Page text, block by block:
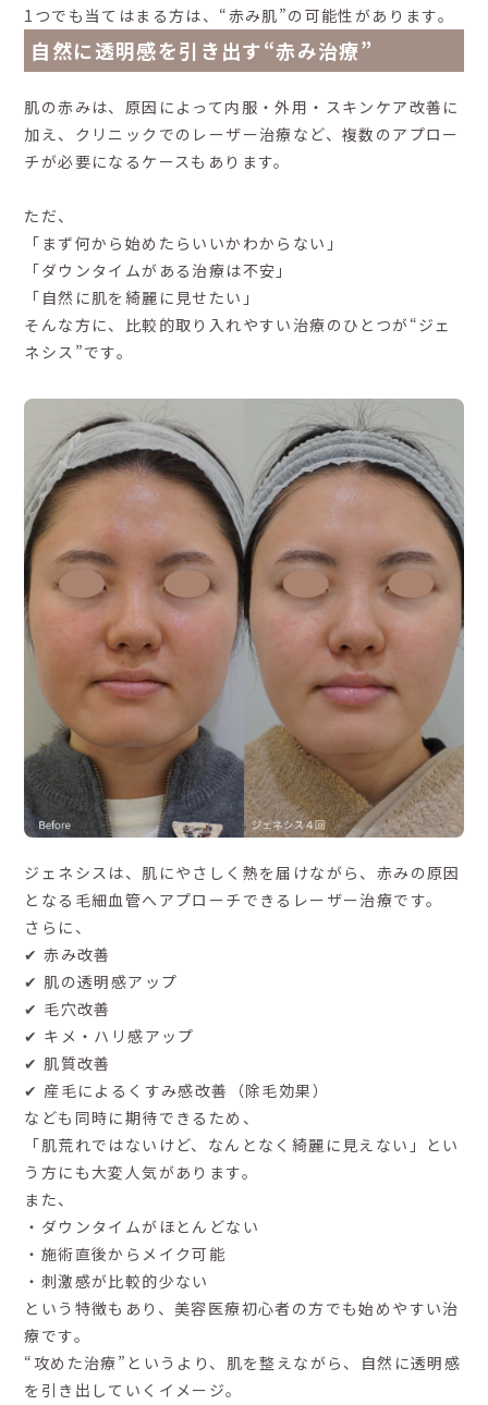
1つでも当てはまる方は、“赤み肌”の可能性があります。
自然に透明感を引き出す“赤み治療”
肌の赤みは、原因によって内服・外用・スキンケア改善に
加え、クリニックでのレーザー治療など、複数のアプロー
チが必要になるケースもあります。
ただ、
「まず何から始めたらいいかわからない」
「ダウンタイムがある治療は不安」
「自然に肌を綺麗に見せたい」
そんな方に、比較的取り入れやすい治療のひとつが“ジェ
ネシス”です。
ジェネシスは、肌にやさしく熱を届けながら、赤みの原因
となる毛細血管へアプローチできるレーザー治療です。
さらに、
✔ 赤み改善
✔ 肌の透明感アップ
✔ 毛穴改善
✔ キメ・ハリ感アップ
✔ 肌質改善
✔ 産毛によるくすみ感改善（除毛効果）
なども同時に期待できるため、
「肌荒れではないけど、なんとなく綺麗に見えない」とい
う方にも大変人気があります。
また、
・ダウンタイムがほとんどない
・施術直後からメイク可能
・刺激感が比較的少ない
という特徴もあり、美容医療初心者の方でも始めやすい治
療です。
“攻めた治療”というより、肌を整えながら、自然に透明感
を引き出していくイメージ。